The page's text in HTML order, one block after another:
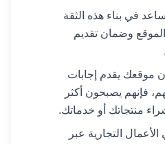
في بناء هذه الثقة
وضمان تقديم
موقعك يقدم إجابات
فإنهم يصبحون أكثر
منتجاتك أو خدماتك.
التجارية عبر